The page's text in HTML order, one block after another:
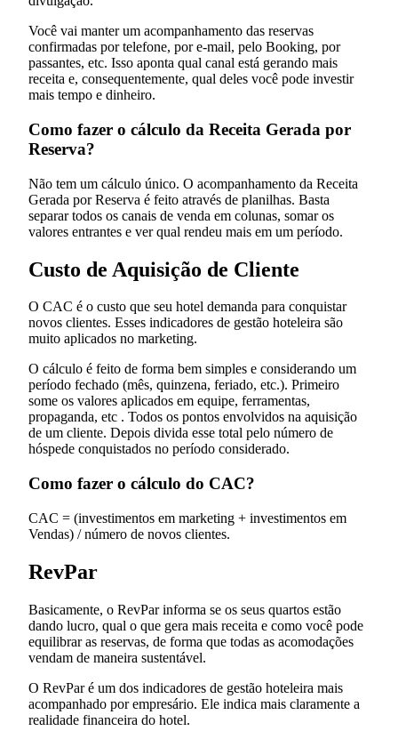
Você vai manter um acompanhamento das reservas
confirmadas por telefone, por e-mail, pelo Booking, por
passantes, etc. Isso aponta qual canal está gerando mais
receita e, consequentemente, qual deles você pode investir
mais tempo e dinheiro.
Como fazer o cálculo da Receita Gerada por
Reserva?
Não tem um cálculo único. O acompanhamento da Receita
Gerada por Reserva é feito através de planilhas. Basta
separar todos os canais de venda em colunas, somar os
valores entrantes e ver qual rendeu mais em um período.
Custo de Aquisição de Cliente
O CAC é o custo que seu hotel demanda para conquistar
novos clientes. Esses indicadores de gestão hoteleira são
muito aplicados no marketing.
O cálculo é feito de forma bem simples e considerando um
período fechado (mês, quinzena, feriado, etc.). Primeiro
some os valores aplicados em equipe, ferramentas,
propaganda, etc . Todos os pontos envolvidos na aquisição
de um cliente. Depois divida esse total pelo número de
hóspede conquistados no período considerado.
Como fazer o cálculo do CAC?
CAC = (investimentos em marketing + investimentos em
Vendas) / número de novos clientes.
RevPar
Basicamente, o RevPar informa se os seus quartos estão
dando lucro, qual o que gera mais receita e como você pode
equilibrar as reservas, de forma que todas as acomodações
vendam de maneira sustentável.
O RevPar é um dos indicadores de gestão hoteleira mais
acompanhado por empresário. Ele indica mais claramente a
realidade financeira do hotel.